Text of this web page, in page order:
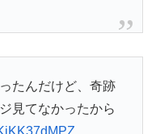
たんだけど、奇跡
見てなかったから